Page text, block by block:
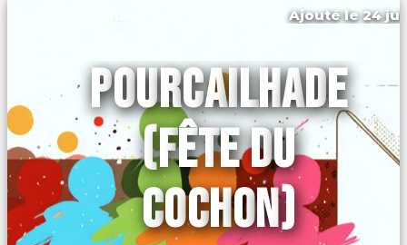
Ajouté le 24
POURCAILHADE
(FÊTE DU
COCHON)